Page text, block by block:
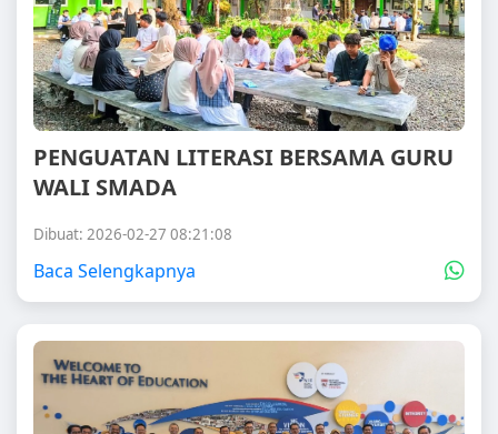
PENGUATAN LITERASI BERSAMA GURU
WALI SMADA
Dibuat: 2026-02-27 08:21:08
Baca Selengkapnya